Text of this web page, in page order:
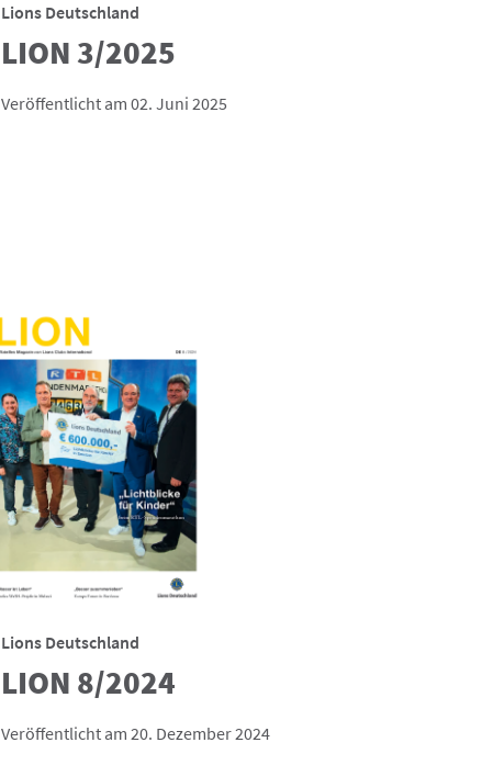
Lions Deutschland
LION 3/2025
Veröffentlicht am 02. Juni 2025
Lions Deutschland
LION 8/2024
Veröffentlicht am 20. Dezember 2024